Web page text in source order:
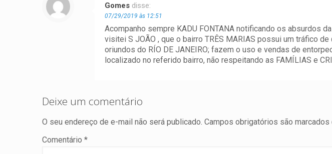
Gomes disse:
07/29/2019 às 12:51
Acompanho sempre KADU FONTANA notificando os absurdos
visitei S JOÃO , que o bairro TRÊS MARIAS possui um tráfico de
oriundos do RÍO DE JANEIRO; fazem o uso e vendas de
localizado no referido bairro, não respeitando as FAMÍLIAS e
Deixe um comentário
O seu endereço de e-mail não será publicado. Campos obrigatórios são marcados
Comentário *